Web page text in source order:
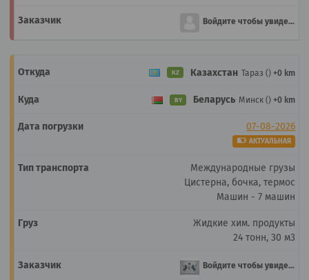
Войдите чтобы увидеть
KZ Казахстан Тараз () +0 km
BY Беларусь Минск () +0 km
07-08-2026
АКТУАЛЬНАЯ
Международные грузы
Цистерна, бочка, термос
Машин - 7 машин
Жидкие хим. продукты
24 тонн, 30 м3
Войдите чтобы увидеть